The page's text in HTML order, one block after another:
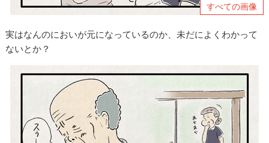
すべての画像
実はなんのにおいが元になっているのか、未だによくわかって
ないとか？